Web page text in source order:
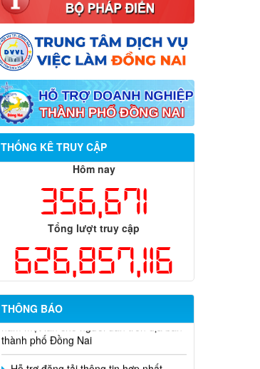
THỐNG KÊ TRUY CẬP
Hôm nay
356,671
Tổng lượt truy cập
626,857,116
THÔNG BÁO
Thông báo về việc tuyển dụng viên
chức năm 2026
Thông báo tuyển chọn tổ chức và cá
nhân chủ trì thực hiện nhiệm vụ khoa
học và công nghệ cấp thành phố sử
dụng ngân sách nhà nước đặt hàng thực
hiện năm 2026 (đợt 1) lần 3
Kế hoạch Thông tin, tuyên truyền triển
khai Kế hoạch Khám sức khỏe định kỳ
hoặc khám sàng lọc miễn phí ít nhất mỗi
năm một lần cho người dân trên địa bàn
thành phố Đồng Nai
Hỗ trợ đăng tải thông tin hợp nhất,
thay đổi địa chỉ trụ sở làm việc